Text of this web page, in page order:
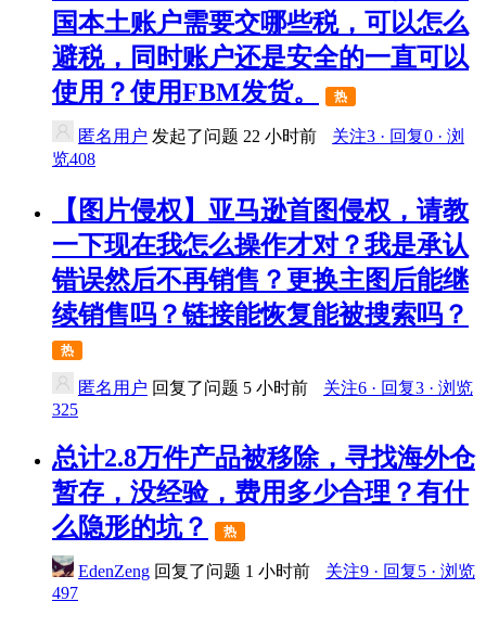
国本土账户需要交哪些税，可以怎么
避税，同时账户还是安全的一直可以
使用？使用FBM发货。
热
匿名用户 发起了问题 22 小时前
关注3 · 回复0 · 浏
览408
【图片侵权】亚马逊首图侵权，请教
一下现在我怎么操作才对？我是承认
错误然后不再销售？更换主图后能继
续销售吗？链接能恢复能被搜索吗？
热
匿名用户 回复了问题 5 小时前
关注6 · 回复3 · 浏览
325
总计2.8万件产品被移除，寻找海外仓
暂存，没经验，费用多少合理？有什
么隐形的坑？
热
EdenZeng 回复了问题 1 小时前
关注9 · 回复5 · 浏览
497